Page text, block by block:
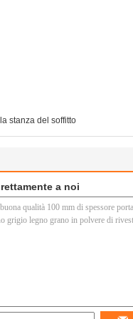
stanza del soffitto
a noi